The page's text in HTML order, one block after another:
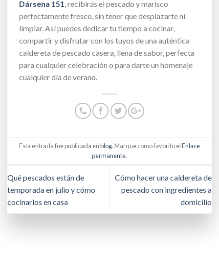
Dársena 151, recibirás el pescado y marisco
perfectamente fresco, sin tener que desplazarte ni
limpiar. Así puedes dedicar tu tiempo a cocinar,
compartir y disfrutar con los tuyos de una auténtica
caldereta de pescado casera, llena de sabor, perfecta
para cualquier celebración o para darte un homenaje
cualquier día de verano.
Esta entrada fue publicada enblog. Marque como favorito elEnlace
permanente.
Qué pescados están de
temporada en julio y cómo
cocinarlos en casa
Cómo hacer una caldereta de
pescado con ingredientes a
domicilio